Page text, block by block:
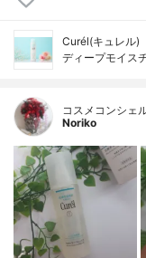
Curél(キュレル)
ディープモイス
コスメコンシェ
Noriko